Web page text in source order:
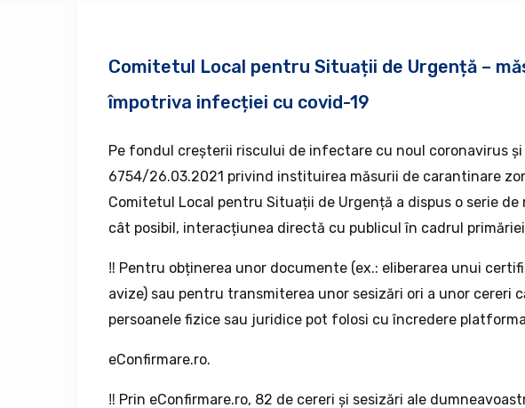
Comitetul Local pentru Situații de Urgență –
împotriva infecției cu covid-19
Pe fondul creșterii riscului de infectare cu noul coronavirus și
6754/26.03.2021 privind instituirea măsurii de carantinare
Comitetul Local pentru Situații de Urgență a dispus o serie
cât posibil, interacțiunea directă cu publicul în cadrul
‼ Pentru obținerea unor documente (ex.: eliberarea unui
avize) sau pentru transmiterea unor sesizări ori a unor cereri
persoanele fizice sau juridice pot folosi cu încredere platforma
eConfirmare.ro.
‼ Prin eConfirmare.ro, 82 de cereri și sesizări ale